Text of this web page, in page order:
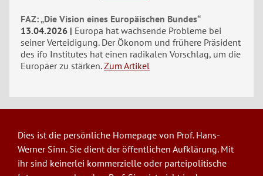
FAZ: „Die Vision eines Europäischen Bundes“
13.04.2026
Europa hat wachsende Probleme bei
seiner Verteidigung. Der Ökonom und frühere Präsident
des ifo Institutes hat einen radikalen Vorschlag, um die
Europäer zu stärken. Zum Artikel
Dies ist die persönliche Homepage von Prof. Hans-
Werner Sinn. Sie dient der öffentlichen Aufklärung. Mit
ihr sind keinerlei kommerzielle oder parteipolitische